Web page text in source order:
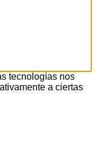
tecnologías nos
a ciertas